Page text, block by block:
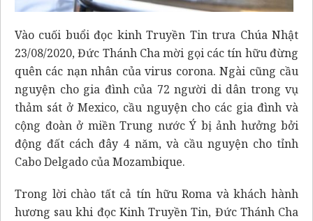
Vào cuối buổi đọc kinh Truyền Tin trưa Chúa Nhật
23/08/2020, Đức Thánh Cha mời gọi các tín hữu đừng
quên các nạn nhân của virus corona. Ngài cũng cầu
nguyện cho gia đình của 72 người di dân trong vụ
thảm sát ở Mexico, cầu nguyện cho các gia đình và
cộng đoàn ở miền Trung nước Ý bị ảnh hưởng bởi
động đất cách đây 4 năm, và cầu nguyện cho tỉnh
Cabo Delgado của Mozambique.
Trong lời chào tất cả tín hữu Roma và khách hành
hương sau khi đọc Kinh Truyền Tin, Đức Thánh Cha